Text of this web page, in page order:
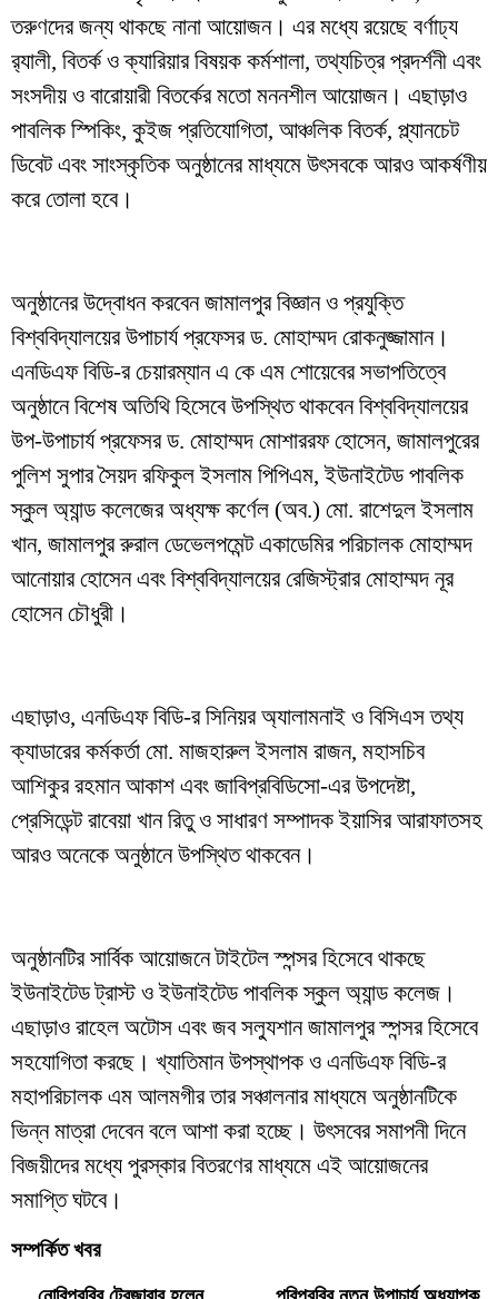
তরুণদের জন্য থাকছে নানা আয়োজন। এর মধ্যে রয়েছে বর্ণাঢ্য
র‍্যালী, বিতর্ক ও ক্যারিয়ার বিষয়ক কর্মশালা, তথ্যচিত্র প্রদর্শনী এবং
সংসদীয় ও বারোয়ারী বিতর্কের মতো মননশীল আয়োজন। এছাড়াও
পাবলিক স্পিকিং, কুইজ প্রতিযোগিতা, আঞ্চলিক বিতর্ক, প্ল্যানচেট
ডিবেট এবং সাংস্কৃতিক অনুষ্ঠানের মাধ্যমে উৎসবকে আরও আকর্ষণীয়
করে তোলা হবে।
অনুষ্ঠানের উদ্বোধন করবেন জামালপুর বিজ্ঞান ও প্রযুক্তি
বিশ্ববিদ্যালয়ের উপাচার্য প্রফেসর ড. মোহাম্মদ রোকনুজ্জামান।
এনডিএফ বিডি-র চেয়ারম্যান এ কে এম শোয়েবের সভাপতিত্বে
অনুষ্ঠানে বিশেষ অতিথি হিসেবে উপস্থিত থাকবেন বিশ্ববিদ্যালয়ের
উপ-উপাচার্য প্রফেসর ড. মোহাম্মদ মোশাররফ হোসেন, জামালপুরের
পুলিশ সুপার সৈয়দ রফিকুল ইসলাম পিপিএম, ইউনাইটেড পাবলিক
স্কুল অ্যান্ড কলেজের অধ্যক্ষ কর্ণেল (অব.) মো. রাশেদুল ইসলাম
খান, জামালপুর রুরাল ডেভেলপমেন্ট একাডেমির পরিচালক মোহাম্মদ
আনোয়ার হোসেন এবং বিশ্ববিদ্যালয়ের রেজিস্ট্রার মোহাম্মদ নূর
হোসেন চৌধুরী।
এছাড়াও, এনডিএফ বিডি-র সিনিয়র অ্যালামনাই ও বিসিএস তথ্য
ক্যাডারের কর্মকর্তা মো. মাজহারুল ইসলাম রাজন, মহাসচিব
আশিকুর রহমান আকাশ এবং জাবিপ্রবিডিসো-এর উপদেষ্টা,
প্রেসিডেন্ট রাবেয়া খান রিতু ও সাধারণ সম্পাদক ইয়াসির আরাফাতসহ
আরও অনেকে অনুষ্ঠানে উপস্থিত থাকবেন।
অনুষ্ঠানটির সার্বিক আয়োজনে টাইটেল স্পন্সর হিসেবে থাকছে
ইউনাইটেড ট্রাস্ট ও ইউনাইটেড পাবলিক স্কুল অ্যান্ড কলেজ।
এছাড়াও রাহেল অটোস এবং জব সল্যুশান জামালপুর স্পন্সর হিসেবে
সহযোগিতা করছে। খ্যাতিমান উপস্থাপক ও এনডিএফ বিডি-র
মহাপরিচালক এম আলমগীর তার সঞ্চালনার মাধ্যমে অনুষ্ঠানটিকে
ভিন্ন মাত্রা দেবেন বলে আশা করা হচ্ছে। উৎসবের সমাপনী দিনে
বিজয়ীদের মধ্যে পুরস্কার বিতরণের মাধ্যমে এই আয়োজনের
সমাপ্তি ঘটবে।
সম্পর্কিত খবর